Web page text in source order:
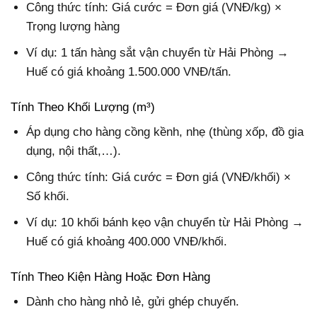
Công thức tính: Giá cước = Đơn giá (VNĐ/kg) ×
Trọng lượng hàng
Ví dụ: 1 tấn hàng sắt vận chuyển từ Hải Phòng →
Huế có giá khoảng 1.500.000 VNĐ/tấn.
Tính Theo Khối Lượng (m³)
Áp dụng cho hàng cồng kềnh, nhẹ (thùng xốp, đồ gia
dụng, nội thất,…).
Công thức tính: Giá cước = Đơn giá (VNĐ/khối) ×
Số khối.
Ví dụ: 10 khối bánh kẹo vận chuyển từ Hải Phòng →
Huế có giá khoảng 400.000 VNĐ/khối.
Tính Theo Kiện Hàng Hoặc Đơn Hàng
Dành cho hàng nhỏ lẻ, gửi ghép chuyến.